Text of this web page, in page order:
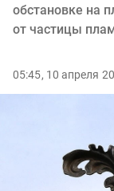
обстановке на
от частицы
05:45, 10 апреля